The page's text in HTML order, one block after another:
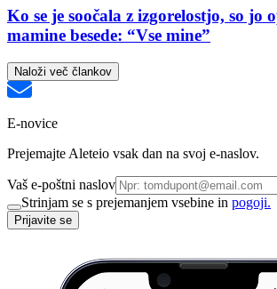
Ko se je soočala z izgorelostjo, so jo
mamine besede: “Vse mine”
Naloži več člankov
E-novice
Prejemajte Aleteio vsak dan na svoj e-naslov.
Vaš e-poštni naslov
Strinjam se s prejemanjem vsebine in pogoji.
Prijavite se